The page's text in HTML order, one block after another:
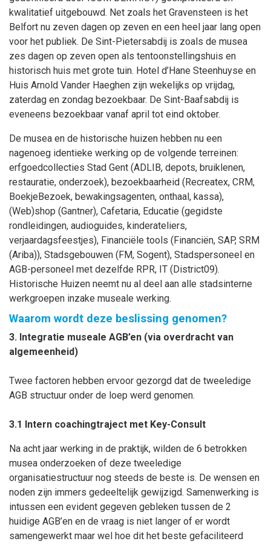
kwalitatief uitgebouwd. Net zoals het Gravensteen is het
Belfort nu zeven dagen op zeven en een heel jaar lang open
voor het publiek. De Sint-Pietersabdij is zoals de musea
zes dagen op zeven open als tentoonstellingshuis en
historisch huis met grote tuin. Hotel d’Hane Steenhuyse en
Huis Arnold Vander Haeghen zijn wekelijks op vrijdag,
zaterdag en zondag bezoekbaar. De Sint-Baafsabdij is
eveneens bezoekbaar vanaf april tot eind oktober.
De musea en de historische huizen hebben nu een
nagenoeg identieke werking op de volgende terreinen:
erfgoedcollecties Stad Gent (ADLIB, depots, bruiklenen,
restauratie, onderzoek), bezoekbaarheid (Recreatex, CRM,
BoekjeBezoek, bewakingsagenten, onthaal, kassa),
(Web)shop (Gantner), Cafetaria, Educatie (gegidste
rondleidingen, audioguides, kinderateliers,
verjaardagsfeestjes), Financiële tools (Financiën, SAP, SRM
(Ariba)), Stadsgebouwen (FM, Sogent), Stadspersoneel en
AGB-personeel met dezelfde RPR, IT (District09).
Historische Huizen neemt nu al deel aan alle stadsinterne
werkgroepen inzake museale werking.
Waarom wordt deze beslissing genomen?
3. Integratie museale AGB’en (via overdracht van
algemeenheid)
Twee factoren hebben ervoor gezorgd dat de tweeledige
AGB structuur onder de loep werd genomen.
3.1 Intern coachingtraject met Key-Consult
Na acht jaar werking in de praktijk, wilden de 6 betrokken
musea onderzoeken of deze tweeledige
organisatiestructuur nog steeds de beste is. De wensen en
noden zijn immers gedeeltelijk gewijzigd. Samenwerking is
intussen een evident gegeven gebleken tussen de 2
huidige AGB’en en de vraag is niet langer of er wordt
samengewerkt maar wel hoe dit het beste gefaciliteerd